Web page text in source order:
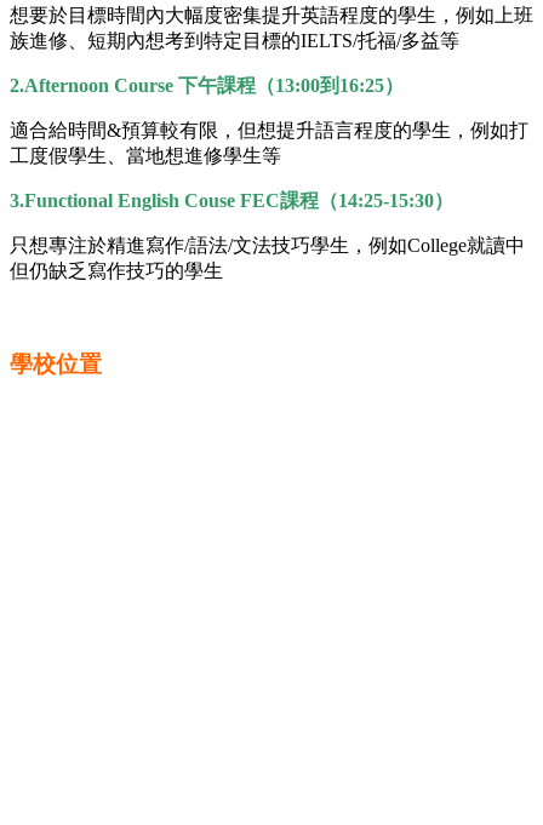
想要於目標時間內大幅度密集提升英語程度的學生，例如上班
族進修、短期內想考到特定目標的IELTS/托福/多益等
2.Afternoon Course 下午課程（13:00到16:25）
適合給時間&預算較有限，但想提升語言程度的學生，例如打
工度假學生、當地想進修學生等
3.Functional English Couse FEC課程 （14:25-15:30）
只想專注於精進寫作/語法/文法技巧學生，例如College就讀中
但仍缺乏寫作技巧的學生
學校位置